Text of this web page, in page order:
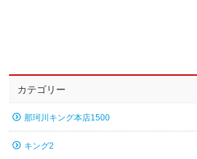
カテゴリー
那珂川キング本店1500
キング2